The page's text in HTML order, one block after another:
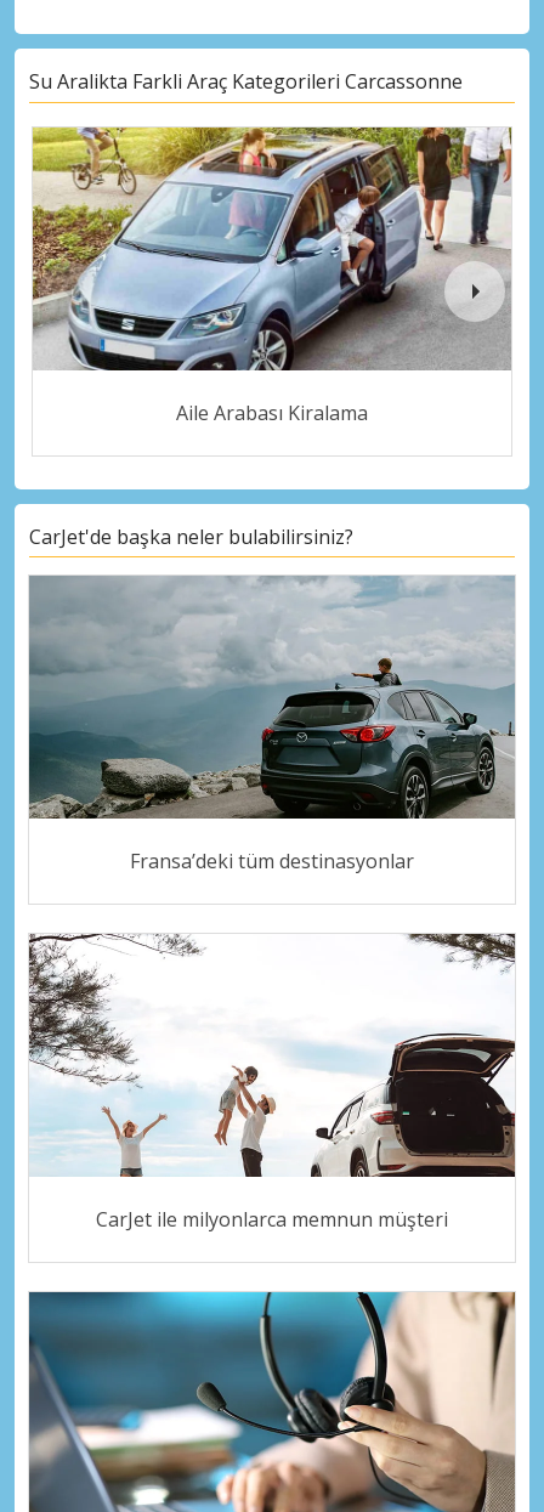
Su Aralikta Farkli Araç Kategorileri Carcassonne
Aile Arabası Kiralama
CarJet'de başka neler bulabilirsiniz?
Fransa’deki tüm destinasyonlar
CarJet ile milyonlarca memnun müşteri